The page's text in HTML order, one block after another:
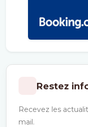
Restez
Recevez les
mail.